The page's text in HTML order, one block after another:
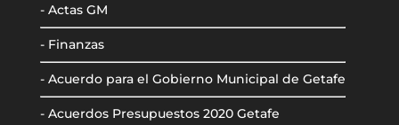
- Actas GM
- Finanzas
- Acuerdo para el Gobierno Municipal de Getafe
- Acuerdos Presupuestos 2020 Getafe